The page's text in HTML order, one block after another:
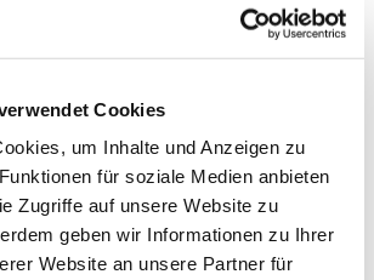
Cookies
um Inhalte und Anzeigen zu
für soziale Medien anbieten
Zugriffe auf unsere Website zu
geben wir Informationen zu Ihrer
Website an unsere Partner für